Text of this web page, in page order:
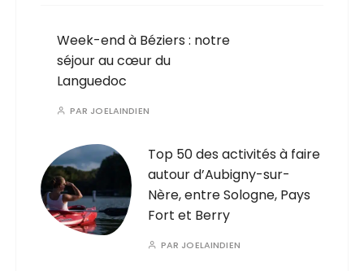
Week-end à Béziers : notre
séjour au cœur du
Languedoc
PAR JOELAINDIEN
Top 50 des activités à faire
autour d’Aubigny-sur-
Nère, entre Sologne, Pays
Fort et Berry
PAR JOELAINDIEN